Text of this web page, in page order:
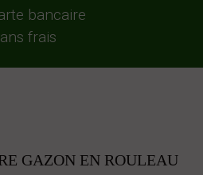
bancaire
frais
GAZON EN ROULEAU